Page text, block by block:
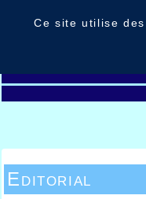
Editorial
Ce site utilise